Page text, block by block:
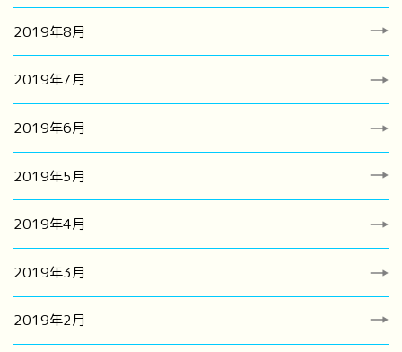
2019年8月
2019年7月
2019年6月
2019年5月
2019年4月
2019年3月
2019年2月